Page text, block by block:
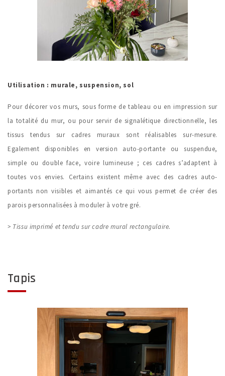
Utilisation : murale, suspension, sol
Pour décorer vos murs, sous forme de tableau ou en impression sur
la totalité du mur, ou pour servir de signalétique directionnelle, les
tissus tendus sur cadres muraux sont réalisables sur-mesure.
Egalement disponibles en version auto-portante ou suspendue,
simple ou double face, voire lumineuse ; ces cadres s’adaptent à
toutes vos envies. Certains existent même avec des cadres auto-
portants non visibles et aimantés ce qui vous permet de créer des
parois personnalisées à moduler à votre gré.
> Tissu imprimé et tendu sur cadre mural rectangulaire.
Tapis